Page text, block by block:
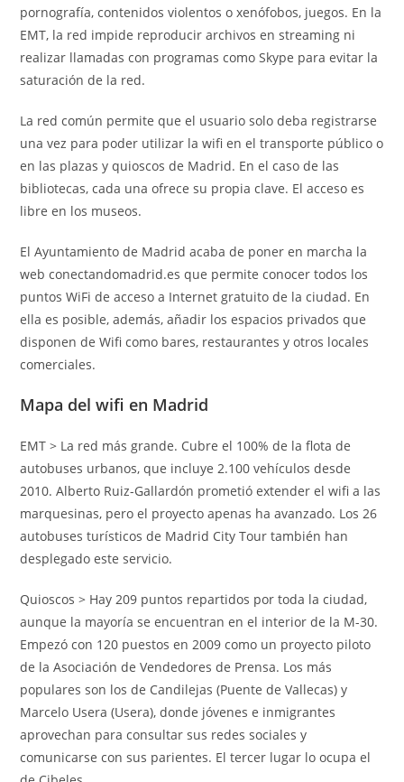
pornografía, contenidos violentos o xenófobos, juegos. En la
EMT, la red impide reproducir archivos en streaming ni
realizar llamadas con programas como Skype para evitar la
saturación de la red.
La red común permite que el usuario solo deba registrarse
una vez para poder utilizar la wifi en el transporte público o
en las plazas y quioscos de Madrid. En el caso de las
bibliotecas, cada una ofrece su propia clave. El acceso es
libre en los museos.
El Ayuntamiento de Madrid acaba de poner en marcha la
web conectandomadrid.es que permite conocer todos los
puntos WiFi de acceso a Internet gratuito de la ciudad. En
ella es posible, además, añadir los espacios privados que
disponen de Wifi como bares, restaurantes y otros locales
comerciales.
Mapa del wifi en Madrid
EMT > La red más grande. Cubre el 100% de la flota de
autobuses urbanos, que incluye 2.100 vehículos desde
2010. Alberto Ruiz-Gallardón prometió extender el wifi a las
marquesinas, pero el proyecto apenas ha avanzado. Los 26
autobuses turísticos de Madrid City Tour también han
desplegado este servicio.
Quioscos > Hay 209 puntos repartidos por toda la ciudad,
aunque la mayoría se encuentran en el interior de la M-30.
Empezó con 120 puestos en 2009 como un proyecto piloto
de la Asociación de Vendedores de Prensa. Los más
populares son los de Candilejas (Puente de Vallecas) y
Marcelo Usera (Usera), donde jóvenes e inmigrantes
aprovechan para consultar sus redes sociales y
comunicarse con sus parientes. El tercer lugar lo ocupa el